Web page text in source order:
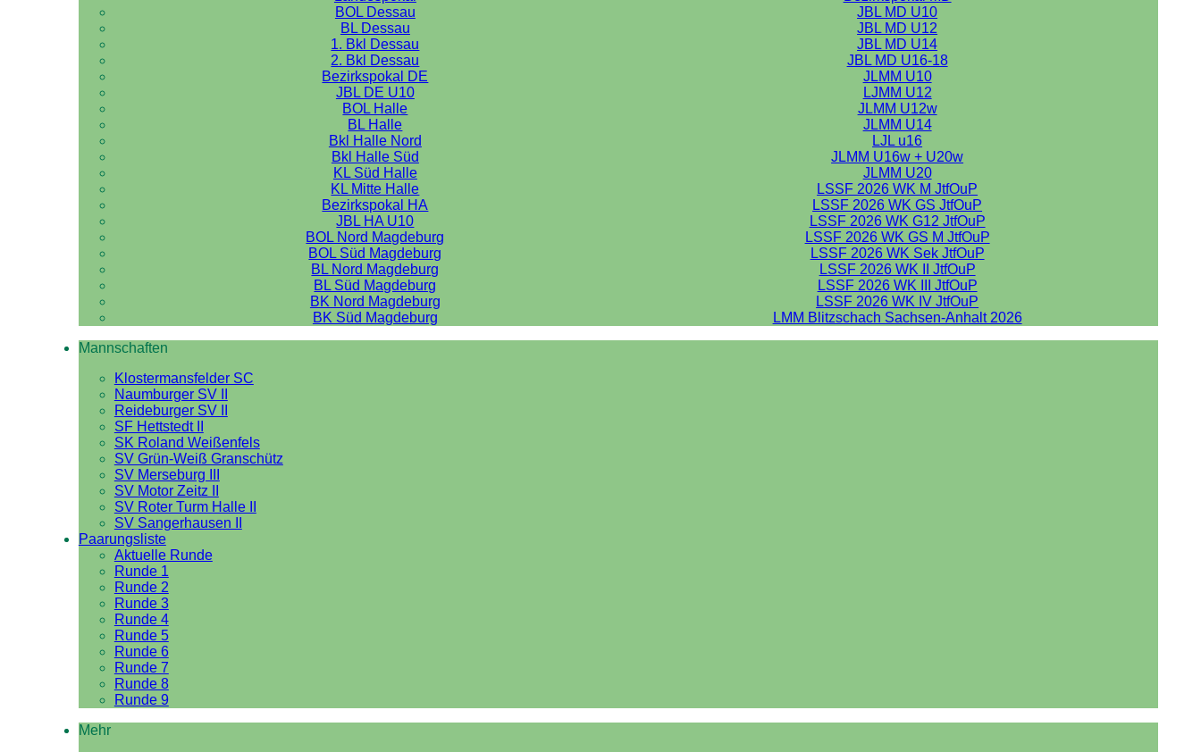
BOL Dessau
JBL MD U10
BL Dessau
JBL MD U12
1. Bkl Dessau
JBL MD U14
2. Bkl Dessau
JBL MD U16-18
Bezirkspokal DE
JLMM U10
JBL DE U10
LJMM U12
BOL Halle
JLMM U12w
BL Halle
JLMM U14
Bkl Halle Nord
LJL u16
Bkl Halle Süd
JLMM U16w + U20w
KL Süd Halle
JLMM U20
KL Mitte Halle
LSSF 2026 WK M JtfOuP
Bezirkspokal HA
LSSF 2026 WK GS JtfOuP
JBL HA U10
LSSF 2026 WK G12 JtfOuP
BOL Nord Magdeburg
LSSF 2026 WK GS M JtfOuP
BOL Süd Magdeburg
LSSF 2026 WK Sek JtfOuP
BL Nord Magdeburg
LSSF 2026 WK II JtfOuP
BL Süd Magdeburg
LSSF 2026 WK III JtfOuP
BK Nord Magdeburg
LSSF 2026 WK IV JtfOuP
BK Süd Magdeburg
LMM Blitzschach Sachsen-Anhalt 2026
Mannschaften
Klostermansfelder SC
Naumburger SV II
Reideburger SV II
SF Hettstedt II
SK Roland Weißenfels
SV Grün-Weiß Granschütz
SV Merseburg III
SV Motor Zeitz II
SV Roter Turm Halle II
SV Sangerhausen II
Paarungsliste
Aktuelle Runde
Runde 1
Runde 2
Runde 3
Runde 4
Runde 5
Runde 6
Runde 7
Runde 8
Runde 9
Mehr